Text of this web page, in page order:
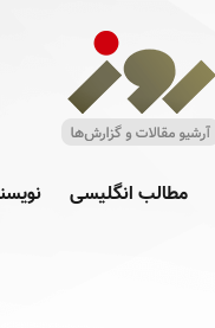
مطالب انگلیسی